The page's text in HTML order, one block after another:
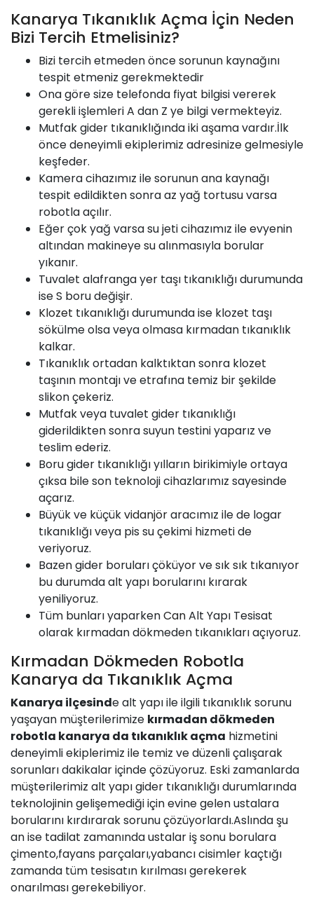
Kanarya Tıkanıklık Açma İçin Neden
Bizi Tercih Etmelisiniz?
Bizi tercih etmeden önce sorunun kaynağını
tespit etmeniz gerekmektedir
Ona göre size telefonda fiyat bilgisi vererek
gerekli işlemleri A dan Z ye bilgi vermekteyiz.
Mutfak gider tıkanıklığında iki aşama vardır.İlk
önce deneyimli ekiplerimiz adresinize gelmesiyle
keşfeder.
Kamera cihazımız ile sorunun ana kaynağı
tespit edildikten sonra az yağ tortusu varsa
robotla açılır.
Eğer çok yağ varsa su jeti cihazımız ile evyenin
altından makineye su alınmasıyla borular
yıkanır.
Tuvalet alafranga yer taşı tıkanıklığı durumunda
ise S boru değişir.
Klozet tıkanıklığı durumunda ise klozet taşı
sökülme olsa veya olmasa kırmadan tıkanıklık
kalkar.
Tıkanıklık ortadan kalktıktan sonra klozet
taşının montajı ve etrafına temiz bir şekilde
slikon çekeriz.
Mutfak veya tuvalet gider tıkanıklığı
giderildikten sonra suyun testini yaparız ve
teslim ederiz.
Boru gider tıkanıklığı yılların birikimiyle ortaya
çıksa bile son teknoloji cihazlarımız sayesinde
açarız.
Büyük ve küçükvidanjöraracımız ile de logar
tıkanıklığı veya pis su çekimi hizmeti de
veriyoruz.
Bazen gider boruları çöküyor ve sık sık tıkanıyor
bu durumda alt yapı borularını kırarak
yeniliyoruz.
Tüm bunları yaparkenCanAlt Yapı Tesisat
olarak kırmadan dökmeden tıkanıkları açıyoruz.
Kırmadan Dökmeden Robotla
Kanarya da Tıkanıklık Açma
Kanarya ilçesinde alt yapı ile ilgili tıkanıklık sorunu
yaşayan müşterilerimize kırmadan dökmeden
robotla kanarya da tıkanıklık açma hizmetini
deneyimli ekiplerimiz ile temiz ve düzenli çalışarak
sorunları dakikalar içinde çözüyoruz. Eski zamanlarda
müşterilerimiz alt yapı gider tıkanıklığı durumlarında
teknolojinin gelişemediği için evine gelen ustalara
borularını kırdırarak sorunu çözüyorlardı.Aslında şu
an ise tadilat zamanında ustalar iş sonu borulara
çimento,fayans parçaları,yabancı cisimler kaçtığı
zamanda tüm tesisatın kırılması gerekerek
onarılması gerekebiliyor.